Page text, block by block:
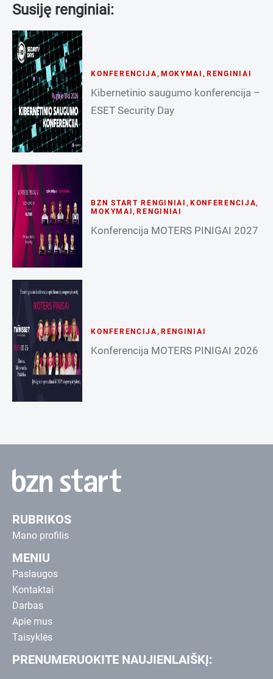
Susiję renginiai:
KONFERENCIJA , MOKYMAI , RENGINIAI
Kibernetinio saugumo konferencija –
ESET Security Day
BZN START RENGINIAI , KONFERENCIJA,
MOKYMAI ,RENGINIAI
Konferencija MOTERS PINIGAI 2027
KONFERENCIJA, RENGINIAI
Konferencija MOTERS PINIGAI 2026
RUBRIKOS
Mano profilis
MENIU
Paslaugos
Kontaktai
Darbas
Apie mus
Taisyklės
PRENUMERUOKITE NAUJIENLAIŠKĮ: